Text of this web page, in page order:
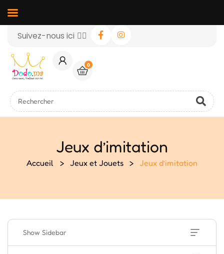
Suivez-nous ici 👉🏻
0
Jeux d’imitation
Accueil > Jeux et Jouets > Jeux d’imitation
Show Sidebar